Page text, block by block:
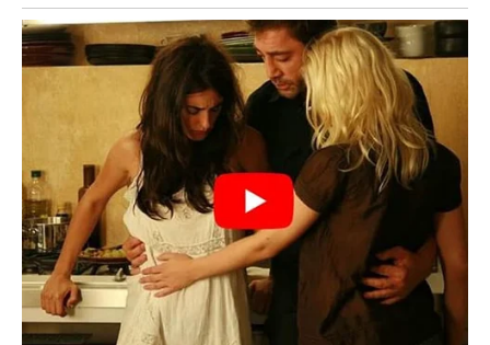
Kako postići najbolje rezultate u
oralnoj njezi
Bez obzira na dodatne navike koje se uvode, temelj zdravih
zuba i desni ostaje isti. Najbolji rezultati postižu se dosljednim
pridržavanjem osnovnih pravila:
pranje zuba najmanje dva puta dnevno
redovno korištenje zubnog konca